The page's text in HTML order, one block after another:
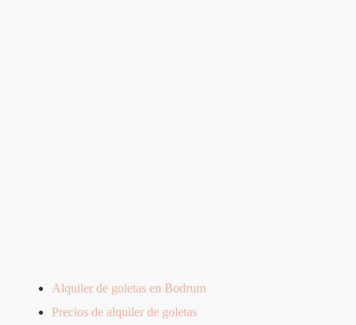
Alquiler de goletas en Bodrum
Precios de alquiler de goletas